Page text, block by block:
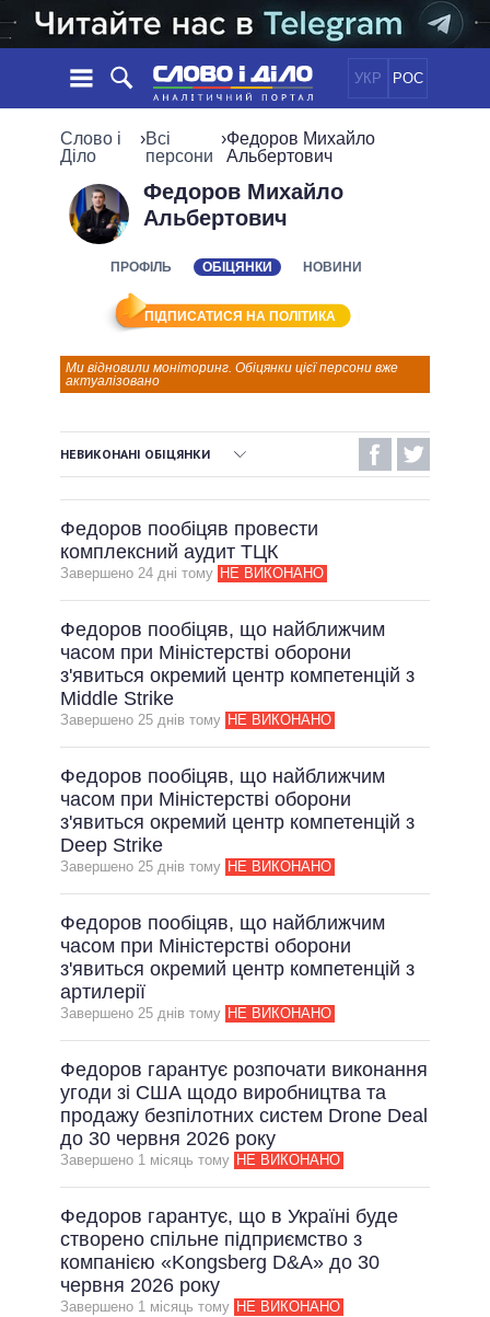
УКР РОС
НОВИНИ
СТРІЧКА
ПОДІЇ
ОГЛЯДИ
ПОЛІТИКА
ЕКОНОМІКА
ОБIЦЯНКИ
ПОЛIТИКИ
ПРЕЗИДЕНТ І ОФІС
КАБІНЕТ МІНІСТРІВ
ВСІ ПЕРСОНИ
ІНФОГРАФІКА
ВІДЕО
ПІДТРИМАТИ
ПОРІВНЯННЯ ПОЛІТИКІВ
Слово і
Діло
›Всі
персони
›Федоров Михайло
Альбертович
Федоров Михайло
Альбертович
ПРОФІЛЬ ОБІЦЯНКИ НОВИНИ
ПІДПИСАТИСЯ НА ПОЛІТИКА
Ми відновили моніторинг. Обіцянки цієї персони вже
актуалізовано
НЕВИКОНАНІ ОБІЦЯНКИ
НЕВИКОНАНІ ОБІЦЯНКИ
ОБІЦЯНКИ У ПРОЦЕСІ
ВСІ ОБІЦЯНКИ
АРХІВНІ ОБІЦЯНКИ
Федоров пообіцяв провести
комплексний аудит ТЦК
Завершено 24 днi тому НЕ ВИКОНАНО
Федоров пообіцяв, що найближчим
часом при Міністерстві оборони
з'явиться окремий центр компетенцій з
Middle Strike
Завершено 25 днiв тому НЕ ВИКОНАНО
Федоров пообіцяв, що найближчим
часом при Міністерстві оборони
з'явиться окремий центр компетенцій з
Deep Strike
Завершено 25 днiв тому НЕ ВИКОНАНО
Федоров пообіцяв, що найближчим
часом при Міністерстві оборони
з'явиться окремий центр компетенцій з
артилерії
Завершено 25 днiв тому НЕ ВИКОНАНО
Федоров гарантує розпочати виконання
угоди зі США щодо виробництва та
продажу безпілотних систем Drone Deal
до 30 червня 2026 року
Завершено 1 мiсяць тому НЕ ВИКОНАНО
Федоров гарантує, що в Україні буде
створено спільне підприємство з
компанією «Kongsberg D&A» до 30
червня 2026 року
Завершено 1 мiсяць тому НЕ ВИКОНАНО